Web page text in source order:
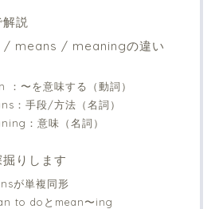
解説
/ means / meaningの違い
：〜を意味する（動詞）
：手段/方法（名詞）
：意味（名詞）
掘りします
が単複同形
to doとmean〜ing